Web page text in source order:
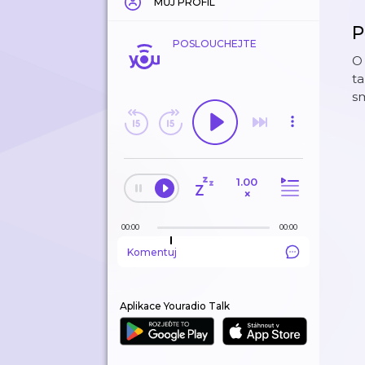
POSLOUCHEJTE
1.00
×
00:00 00:00
Komentuj
Aplikace Youradio Talk